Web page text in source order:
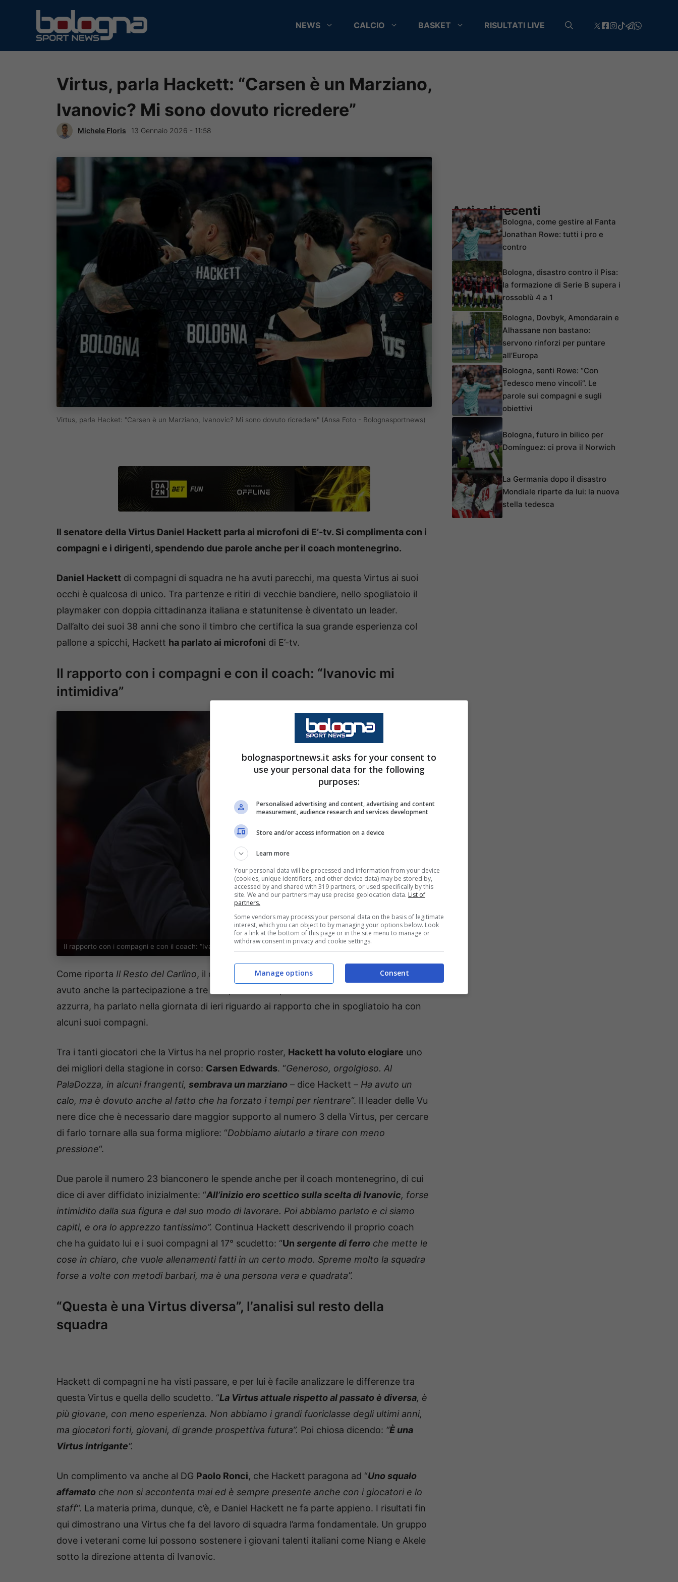
contenuto
NEWS CALCIO BASKET RISULTATI LIVE
Virtus, parla Hackett: “Carsen è un Marziano,
Ivanovic? Mi sono dovuto ricredere”
Michele Floris 13 Gennaio 2026 - 11:58
Virtus, parla Hacket: "Carsen è un Marziano, Ivanovic? Mi sono dovuto ricredere" (Ansa Foto - Bolognasportnews)
Il senatore della Virtus Daniel Hackett parla ai microfoni di E’-tv. Si complimenta con i
compagni e i dirigenti, spendendo due parole anche per il coach montenegrino.
Daniel Hackett di compagni di squadra ne ha avuti parecchi, ma questa Virtus ai suoi
occhi è qualcosa di unico. Tra partenze e ritiri di vecchie bandiere, nello spogliatoio il
playmaker con doppia cittadinanza italiana e statunitense è diventato un leader.
Dall’alto dei suoi 38 anni che sono il timbro che certifica la sua grande esperienza col
pallone a spicchi, Hackett ha parlato ai microfoni di E’-tv.
Il rapporto con i compagni e con il coach: “Ivanovic mi
intimidiva”
Il rapporto con i compagni e con il coach: “Ivanovic mi intimidiva” (Ansa Foto – Bolognasportnews)
Come riporta Il Resto del Carlino, il cestista classe 1987, che tra le tante esperienze ha
avuto anche la partecipazione a tre campionati europei ed un mondiale con la casacca
azzurra, ha parlato nella giornata di ieri riguardo ai rapporto che in spogliatoio ha con
alcuni suoi compagni.
Tra i tanti giocatori che la Virtus ha nel proprio roster, Hackett ha voluto elogiare uno
dei migliori della stagione in corso: Carsen Edwards. “Generoso, orgolgioso. Al
PalaDozza, in alcuni frangenti, sembrava un marziano – dice Hackett – Ha avuto un
calo, ma è dovuto anche al fatto che ha forzato i tempi per rientrare“. Il leader delle Vu
nere dice che è necessario dare maggior supporto al numero 3 della Virtus, per cercare
di farlo tornare alla sua forma migliore: “Dobbiamo aiutarlo a tirare con meno
pressione“.
Due parole il numero 23 bianconero le spende anche per il coach montenegrino, di cui
dice di aver diffidato inizialmente: “All’inizio ero scettico sulla scelta di Ivanovic, forse
intimidito dalla sua figura e dal suo modo di lavorare. Poi abbiamo parlato e ci siamo
capiti, e ora lo apprezzo tantissimo”. Continua Hackett descrivendo il proprio coach
che ha guidato lui e i suoi compagni al 17° scudetto: “Un sergente di ferro che mette le
cose in chiaro, che vuole allenamenti fatti in un certo modo. Spreme molto la squadra
forse a volte con metodi barbari, ma è una persona vera e quadrata”.
“Questa è una Virtus diversa”, l’analisi sul resto della
squadra
Hackett di compagni ne ha visti passare, e per lui è facile analizzare le differenze tra
questa Virtus e quella dello scudetto. “La Virtus attuale rispetto al passato è diversa, è
più giovane, con meno esperienza. Non abbiamo i grandi fuoriclasse degli ultimi anni,
ma giocatori forti, giovani, di grande prospettiva futura”. Poi chiosa dicendo: “È una
Virtus intrigante“.
Un complimento va anche al DG Paolo Ronci, che Hackett paragona ad “Uno squalo
affamato che non si accontenta mai ed è sempre presente anche con i giocatori e lo
staff“. La materia prima, dunque, c’è, e Daniel Hackett ne fa parte appieno. I risultati fin
qui dimostrano una Virtus che fa del lavoro di squadra l’arma fondamentale. Un gruppo
dove i veterani come lui possono sostenere i giovani talenti italiani come Niang e Akele
sotto la direzione attenta di Ivanovic.
Articoli recenti
Bologna, come gestire al Fanta
Jonathan Rowe: tutti i pro e
contro
Bologna, disastro contro il Pisa:
la formazione di Serie B supera i
rossoblù 4 a 1
Bologna, Dovbyk, Amondarain e
Alhassane non bastano:
servono rinforzi per puntare
all’Europa
Bologna, senti Rowe: “Con
Tedesco meno vincoli”. Le
parole sui compagni e sugli
obiettivi
Bologna, futuro in bilico per
Domínguez: ci prova il Norwich
La Germania dopo il disastro
Mondiale riparte da lui: la nuova
stella tedesca
bolognasportnews.it asks for your consent to
use your personal data for the following
purposes:
Personalised advertising and content, advertising and content
measurement, audience research and services development
Store and/or access information on a device
Learn more
Your personal data will be processed and information from your device
(cookies, unique identifiers, and other device data) may be stored by,
accessed by and shared with 319 partners, or used specifically by this
site. We and our partners may use precise geolocation data. List of
partners.
Some vendors may process your personal data on the basis of legitimate
interest, which you can object to by managing your options below. Look
for a link at the bottom of this page or in the site menu to manage or
withdraw consent in privacy and cookie settings.
Consent
Manage options